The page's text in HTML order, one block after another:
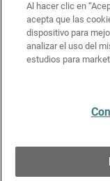
Política de cookies
Política de
Kit de medios y
Al hacer clic en
acepta que las
dispositivo para
analizar el uso del
estudios para